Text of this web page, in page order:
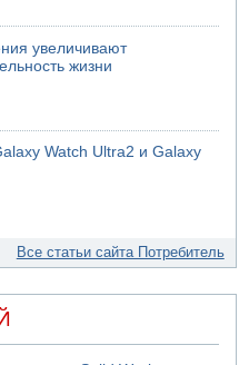
увеличивают
жизни
Watch Ultra2 и Galaxy
Все статьи сайта Потребитель